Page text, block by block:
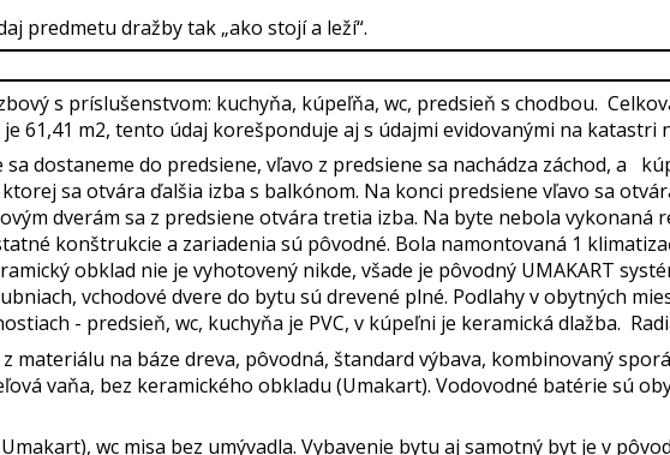
predmetu dražby tak „ako stojí a leží“.
s príslušenstvom: kuchyňa, kúpeľňa, wc, predsieň s chodbou.
61,41 m2, tento údaj korešponduje aj s údajmi evidovanými na katastri
dostaneme do predsiene, vľavo z predsiene sa nachádza záchod, a
sa otvára ďalšia izba s balkónom. Na konci predsiene vľavo sa
dverám sa z predsiene otvára tretia izba. Na byte nebola vykonaná
konštrukcie a zariadenia sú pôvodné. Bola namontovaná 1
obklad nie je vyhotovený nikde, všade je pôvodný UMAKART
vchodové dvere do bytu sú drevené plné. Podlahy v obytných
- predsieň, wc, kuchyňa je PVC, v kúpeľni je keramická dlažba.
materiálu na báze dreva, pôvodná, štandard výbava, kombinovaný
vaňa, bez keramického obkladu (Umakart). Vodovodné batérie sú
wc misa bez umývadla. Vybavenie bytu aj samotný byt je v